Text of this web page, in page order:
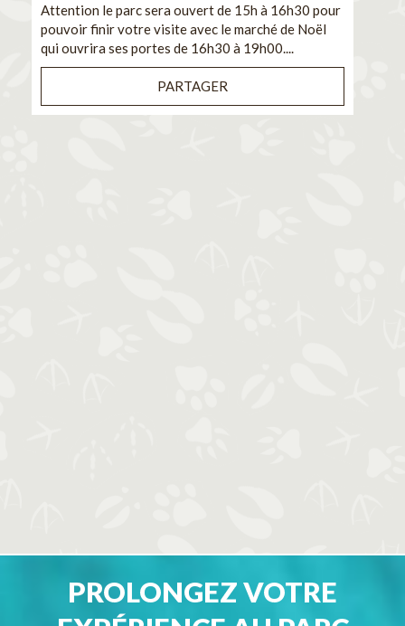
Attention le parc sera ouvert de 15h à 16h30 pour
pouvoir finir votre visite avec le marché de Noël
qui ouvrira ses portes de 16h30 à 19h00....
PARTAGER
PROLONGEZ VOTRE